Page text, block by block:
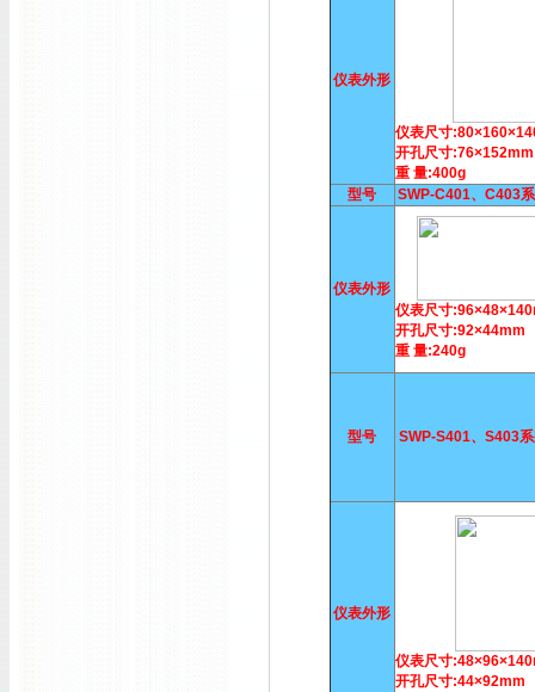
仪表外形
仪表尺寸
开孔尺寸:76×152mm
重 量:400g
型号
SWP-C401、C403
仪表外形
仪表尺寸
开孔尺寸:92×44mm
重 量:240g
型号 SWP-S401、S403
仪表外形
仪表尺寸
开孔尺寸:44×92mm